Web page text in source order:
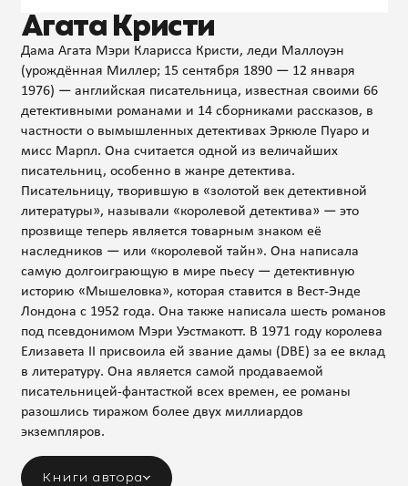
Агата Кристи
Дама Агата Мэри Кларисса Кристи, леди Маллоуэн
(урождённая Миллер; 15 сентября 1890 — 12 января
1976) — английская писательница, известная своими 66
детективными романами и 14 сборниками рассказов, в
частности о вымышленных детективах Эркюле Пуаро и
мисс Марпл. Она считается одной из величайших
писательниц, особенно в жанре детектива.
Писательницу, творившую в «золотой век детективной
литературы», называли «королевой детектива» — это
прозвище теперь является товарным знаком её
наследников — или «королевой тайн». Она написала
самую долгоиграющую в мире пьесу — детективную
историю «Мышеловка», которая ставится в Вест-Энде
Лондона с 1952 года. Она также написала шесть романов
под псевдонимом Мэри Уэстмакотт. В 1971 году королева
Елизавета II присвоила ей звание дамы (DBE) за ее вклад
в литературу. Она является самой продаваемой
писательницей-фантасткой всех времен, ее романы
разошлись тиражом более двух миллиардов
экземпляров.
Книги автора